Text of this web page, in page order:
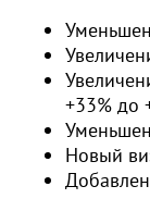
+33% до
Новый
Добавлен